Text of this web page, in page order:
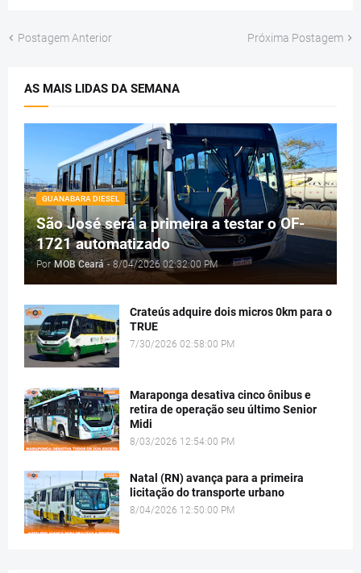
Postagem Anterior Próxima Postagem
AS MAIS LIDAS DA SEMANA
GUANABARA DIESEL
São José será a primeira a testar o OF-
1721 automatizado
Por MOB Ceará - 8/04/2026 02:32:00 PM
Crateús adquire dois micros 0km para o
TRUE
7/30/2026 02:58:00 PM
Maraponga desativa cinco ônibus e
retira de operação seu último Senior
Midi
8/03/2026 12:54:00 PM
Natal (RN) avança para a primeira
licitação do transporte urbano
8/04/2026 12:50:00 PM